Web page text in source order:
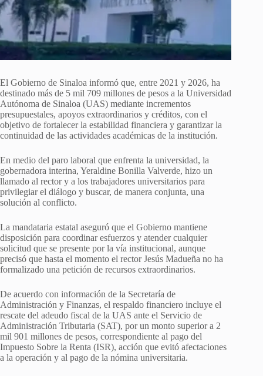
El Gobierno de Sinaloa informó que, entre 2021 y 2026, ha
destinado más de 5 mil 709 millones de pesos a la Universidad
Autónoma de Sinaloa (UAS) mediante incrementos
presupuestales, apoyos extraordinarios y créditos, con el
objetivo de fortalecer la estabilidad financiera y garantizar la
continuidad de las actividades académicas de la institución.
En medio del paro laboral que enfrenta la universidad, la
gobernadora interina, Yeraldine Bonilla Valverde, hizo un
llamado al rector y a los trabajadores universitarios para
privilegiar el diálogo y buscar, de manera conjunta, una
solución al conflicto.
La mandataria estatal aseguró que el Gobierno mantiene
disposición para coordinar esfuerzos y atender cualquier
solicitud que se presente por la vía institucional, aunque
precisó que hasta el momento el rector Jesús Madueña no ha
formalizado una petición de recursos extraordinarios.
De acuerdo con información de la Secretaría de
Administración y Finanzas, el respaldo financiero incluye el
rescate del adeudo fiscal de la UAS ante el Servicio de
Administración Tributaria (SAT), por un monto superior a 2
mil 901 millones de pesos, correspondiente al pago del
Impuesto Sobre la Renta (ISR), acción que evitó afectaciones
a la operación y al pago de la nómina universitaria.